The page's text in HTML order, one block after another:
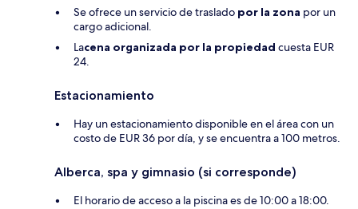
Se ofrece un servicio de traslado por la zona por un
cargo adicional.
Lacena organizada por la propiedad cuesta EUR
24.
Estacionamiento
Hay un estacionamiento disponible en el área con un
costo de EUR 36 por día, y se encuentra a 100 metros.
Alberca, spa y gimnasio (si corresponde)
El horario de acceso a la piscina es de 10:00 a 18:00.